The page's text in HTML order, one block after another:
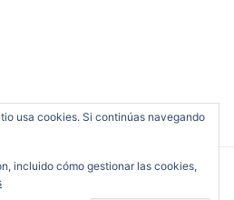
usa cookies. Si continúas navegando
incluido cómo gestionar las cookies,